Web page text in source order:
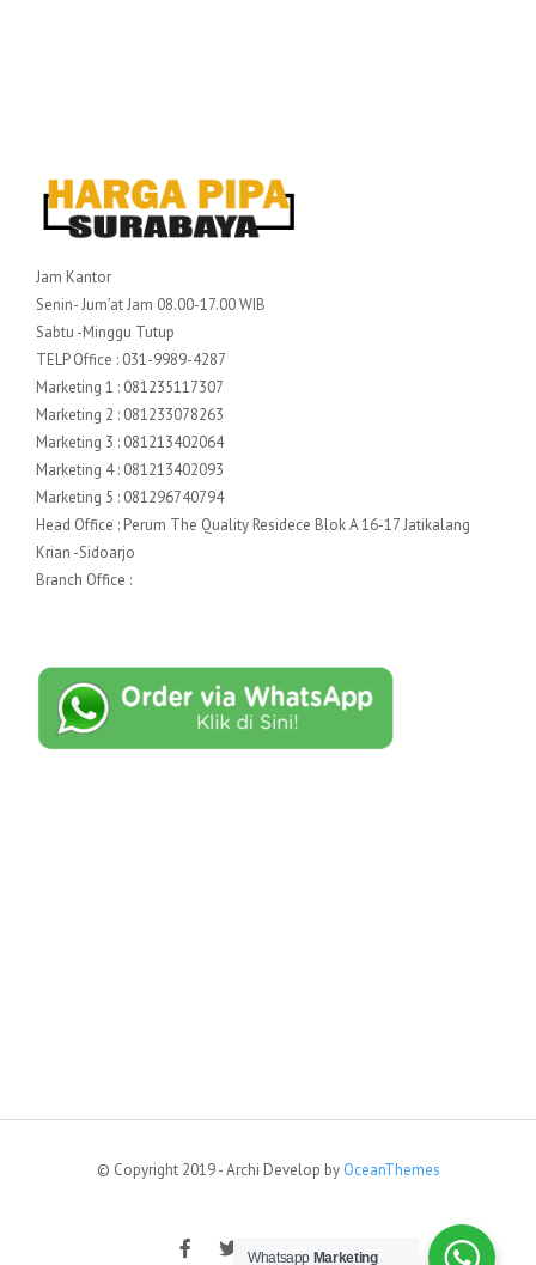
Jam Kantor
Senin- Jum’at Jam 08.00-17.00 WIB
Sabtu -Minggu Tutup
TELP Office : 031-9989-4287
Marketing 1 : 081235117307
Marketing 2 : 081233078263
Marketing 3 : 081213402064
Marketing 4 : 081213402093
Marketing 5 : 081296740794
Head Office : Perum The Quality Residece Blok A 16-17 Jatikalang
Krian -Sidoarjo
Branch Office :
© Copyright 2019 - Archi Develop by OceanThemes
Whatsapp Marketing